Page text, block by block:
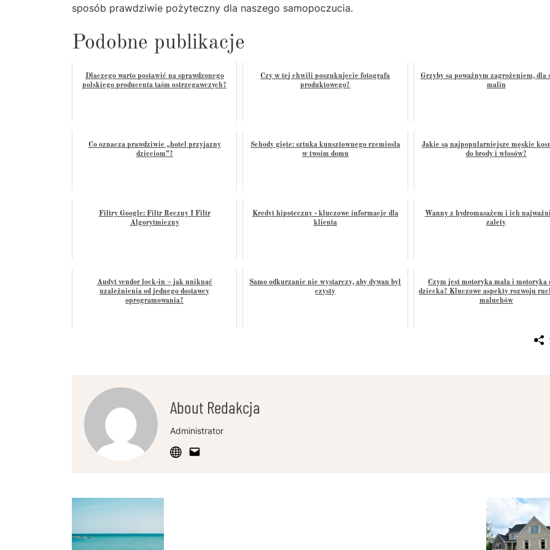
sposób prawdziwie pożyteczny dla naszego samopoczucia.
Podobne publikacje
Dlaczego warto postawić na sprawdzonego
polskiego producenta taśm ostrzegawczych?
Czy w tej chwili poszukujecie fotografa
produktowego?
Grzyby są poważnym zagrożeniem, dla
malin
Co oznacza prawdziwie „hotel przyjazny
dzieciom”?
Schody gięte: sztuka kunsztownego rzemiosła
w twoim domu
Jakie są najpopularniejsze męskie
do brody i włosów?
Filtry Google: Filtr Ręczny I Filtr
Algorytmiczny
Kredyt hipoteczny - kluczowe informacje dla
klienta
Wanny z hydromasażem i ich
zalety
Audyt vendor lock-in – jak uniknąć
uzależnienia od jednego dostawcy
oprogramowania?
Samo odkurzanie nie wystarczy, aby dywan był
czysty
Czym jest motoryka mała i motoryka
dziecka? Kluczowe aspekty rozwoju
maluchów
About Redakcja
Administrator
Post